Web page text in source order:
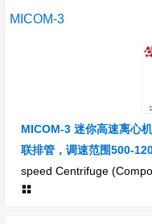
MICOM-3
MICOM-3 迷你高速离心
联排管，调速范围500-
speed Centrifuge